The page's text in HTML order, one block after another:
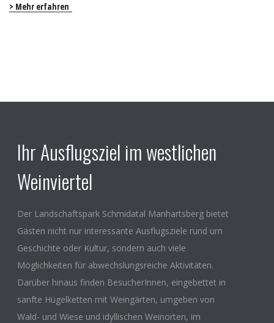
> Mehr erfahren
Ihr Ausflugsziel im westlichen
Weinviertel
Der Landschaftspark Schmidatal Manhartsberg bietet
Gästen nicht nur interessante Ausflugsziele rund um
Geschichte oder Kultur, sondern auch viele
Möglichkeiten für abwechslungsreiche Aktivitäten.
Darüber hinaus finden BesucherInnen, eingebettet in
sanfte Hügelketten mit Weingärten, umgeben von
Wald- und Wiese und idyllischen Weinorten, im